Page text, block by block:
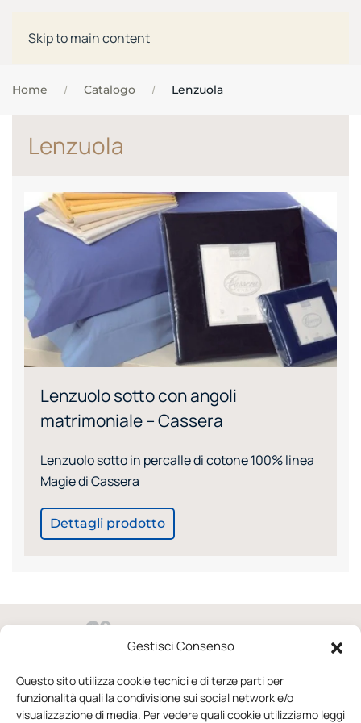
Gestisci Consenso
Questo sito utilizza cookie tecnici e di terze parti per
funzionalità quali la condivisione sui social network e/o
visualizzazione di media. Per vedere quali cookie utilizziamo leggi
Skip to main content
Home Catalogo Lenzuola
Lenzuola
Lenzuolo sotto con angoli
matrimoniale – Cassera
Lenzuolo sotto in percalle di cotone 100% linea
Magie di Cassera
Dettagli prodotto
via Domenico Raccuini 37/41 02100 Rieti
0746.246652